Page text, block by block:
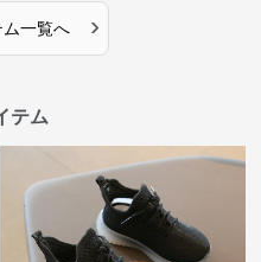
ム一覧へ ›
テム